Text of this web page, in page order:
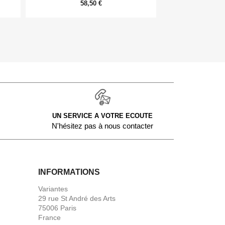
58,50 €
UN SERVICE A VOTRE ECOUTE
N'hésitez pas à nous contacter
INFORMATIONS
Variantes
29 rue St André des Arts
75006 Paris
France